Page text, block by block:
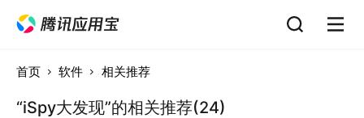
首页 软件 相关推荐
“iSpy大发现”的相关推荐(24)